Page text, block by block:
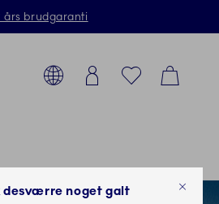
års brudgaranti
Toolbar
Country selector overlay
Login FavoritesCart
steldele...
desværre noget galt